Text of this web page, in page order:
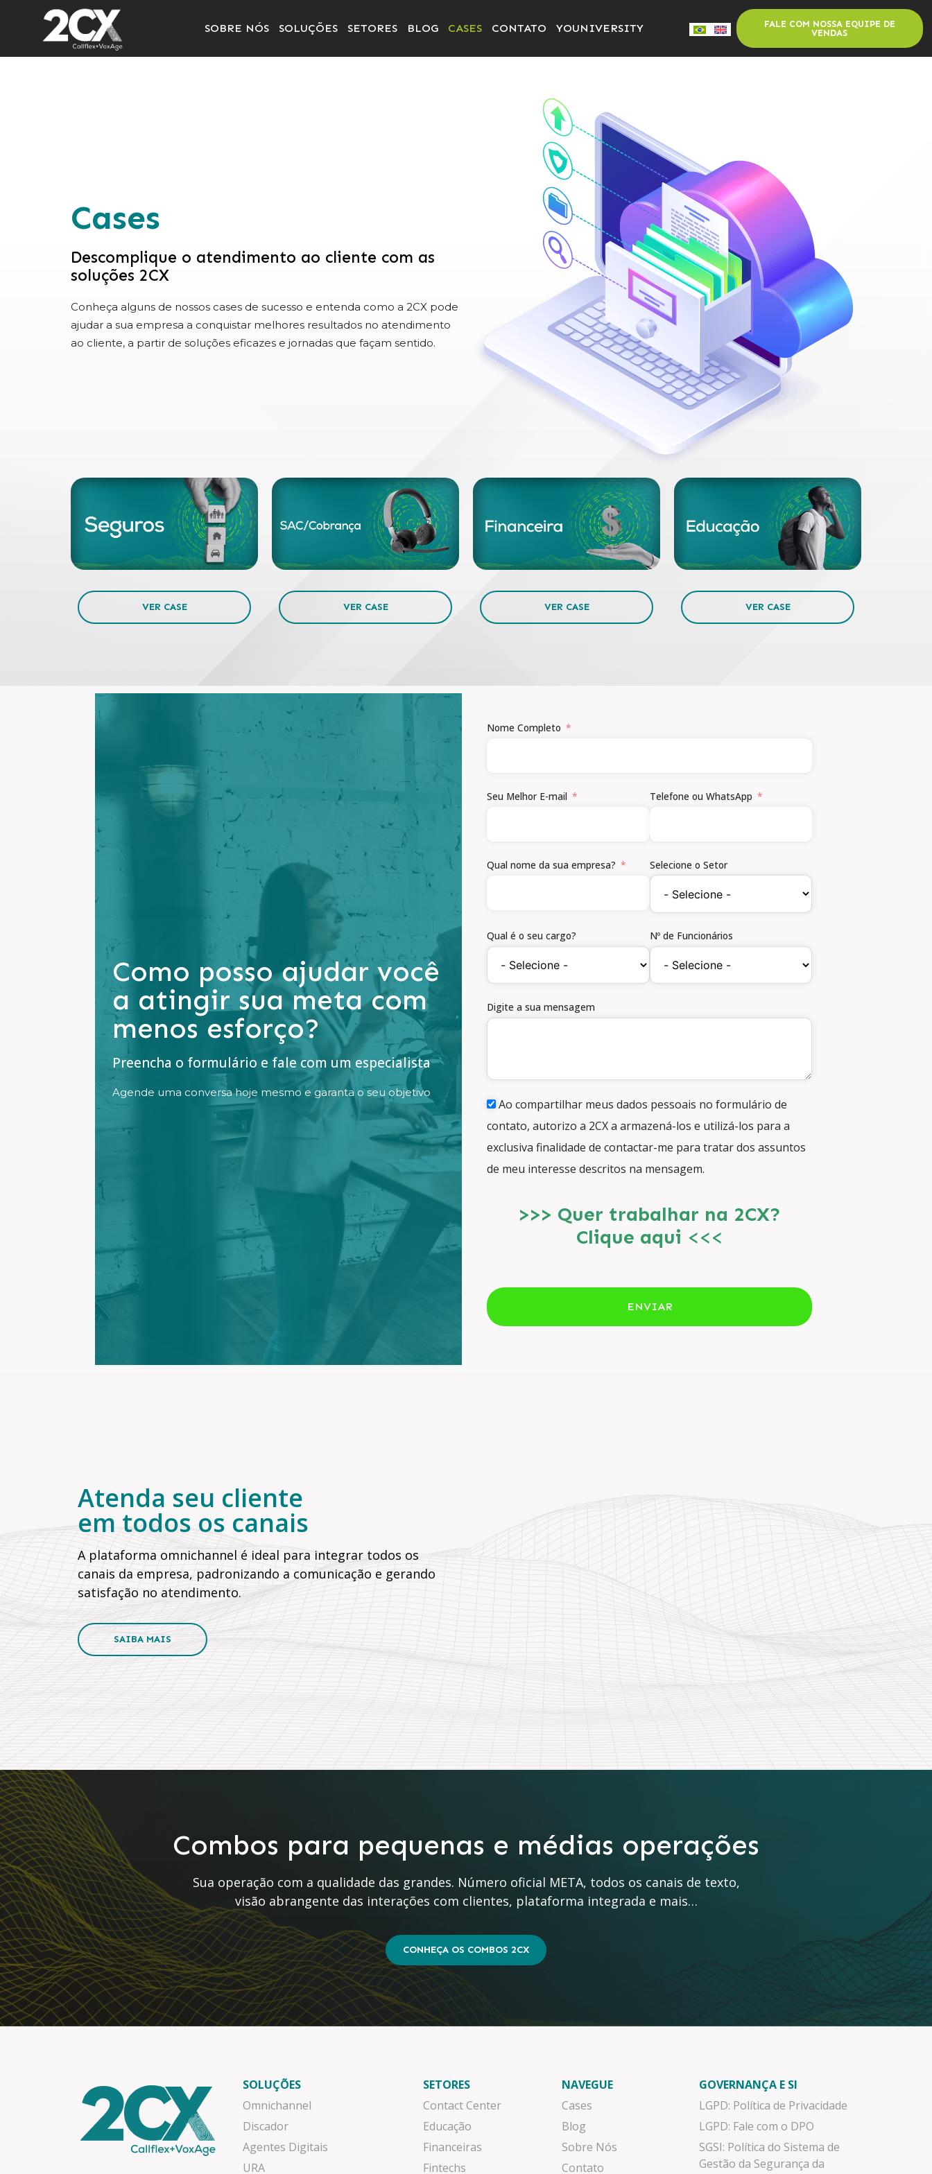
SOBRE NÓS SOLUÇÕES SETORES BLOG CASES CONTATO YOUNIVERSITY
FALE COM NOSSA EQUIPE DE
VENDAS
Cases
Descomplique o atendimento ao cliente com as
soluções 2CX
Conheça alguns de nossos cases de sucesso e entenda como a 2CX pode
ajudar a sua empresa a conquistar melhores resultados no atendimento
ao cliente, a partir de soluções eficazes e jornadas que façam sentido.
VER CASE VER CASE VER CASE VER CASE
Como posso ajudar você
a atingir sua meta com
menos esforço?
Preencha o formulário e fale com um especialista
Agende uma conversa hoje mesmo e garanta o seu objetivo
Nome Completo
Seu Melhor E-mail
Qual nome da sua empresa?
Telefone ou WhatsApp
Selecione o Setor
Qual é o seu cargo? Nº de Funcionários
Digite a sua mensagem
Ao compartilhar meus dados pessoais no formulário de
contato, autorizo a 2CX a armazená-los e utilizá-los para a
exclusiva finalidade de contactar-me para tratar dos assuntos
de meu interesse descritos na mensagem.
>>> Quer trabalhar na 2CX?
Clique aqui <<<
ENVIAR
Atenda seu cliente
em todos os canais
A plataforma omnichannel é ideal para integrar todos os
canais da empresa, padronizando a comunicação e gerando
satisfação no atendimento.
SAIBA MAIS
Combos para pequenas e médias operações
Sua operação com a qualidade das grandes. Número oficial META, todos os canais de texto,
visão abrangente das interações com clientes, plataforma integrada e mais…
CONHEÇA OS COMBOS 2CX
SOLUÇÕES
Omnichannel
Discador
Agentes Digitais
URA
SETORES
Contact Center
Educação
Financeiras
Fintechs
NAVEGUE
Cases
Blog
Sobre Nós
Contato
GOVERNANÇA E SI
LGPD: Política de Privacidade
LGPD: Fale com o DPO
SGSI: Política do Sistema de
Gestão da Segurança da